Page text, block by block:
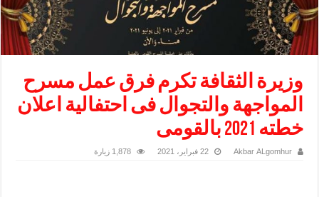
وزيرة الثقافة تكرم فرق عمل مسرح
المواجهة والتجوال فى احتفالية اعلان
خطته 2021 بالقومى
Akbar ALgomhur 22 فبراير، 2021 1,878 زيارة